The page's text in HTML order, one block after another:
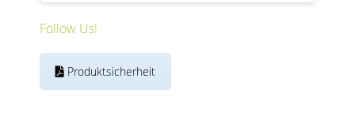
Follow Us!
Produktsicherheit